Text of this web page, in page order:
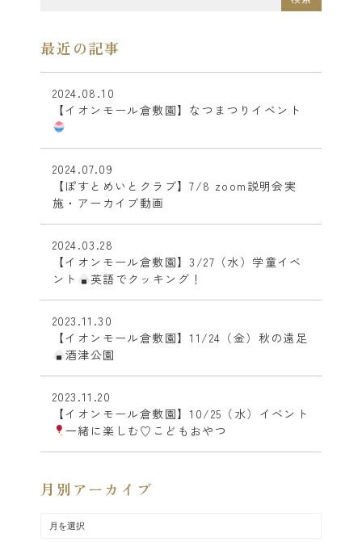
最近の記事
2024.08.10
【イオンモール倉敷園】なつまつりイベント
2024.07.09
【ぽすとめいとクラブ】7/8 zoom説明会実
施・アーカイブ動画
2024.03.28
【イオンモール倉敷園】3/27（水）学童イベ
ント
英語でクッキング！
2023.11.30
【イオンモール倉敷園】11/24（金）秋の遠足
酒津公園
2023.11.20
【イオンモール倉敷園】10/25（水）イベント
一緒に楽しむ♡こどもおやつ
月別アーカイブ